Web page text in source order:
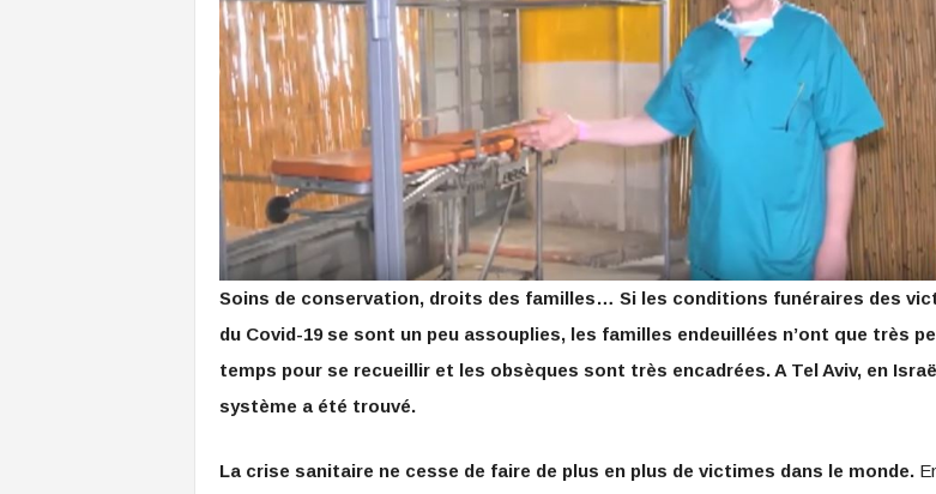
Soins de conservation, droits des familles… Si les conditions funéraires des
du Covid-19 se sont un peu assouplies, les familles endeuillées n’ont que très
temps pour se recueillir et les obsèques sont très encadrées. A Tel Aviv, en
système a été trouvé.
La crise sanitaire ne cesse de faire de plus en plus de victimes dans le monde.